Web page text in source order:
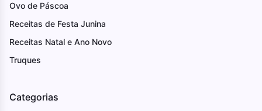
Ovo de Páscoa
Receitas de Festa Junina
Receitas Natal e Ano Novo
Truques
Categorias